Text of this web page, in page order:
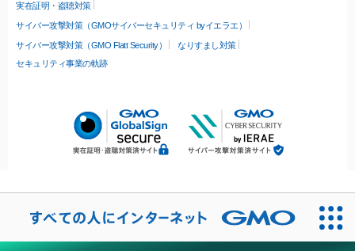
実在証明・盗聴対策
サイバー攻撃対策（GMOサイバーセキュリティ byイエラエ）
サイバー攻撃対策（GMO Flatt Security）
なりすまし対策
セキュリティ事業の軌跡